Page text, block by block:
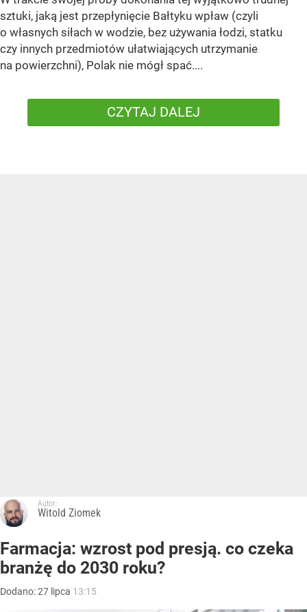
sztuki, jaką jest przepłynięcie Bałtyku wpław (czyli
o własnych siłach w wodzie, bez używania łodzi, statku
czy innych przedmiotów ułatwiających utrzymanie
na powierzchni), Polak nie mógł spać....
CZYTAJ DALEJ
Autor:
Witold Ziomek
Farmacja: wzrost pod presją. co czeka
branżę do 2030 roku?
Dodano:27 lipca 13:15